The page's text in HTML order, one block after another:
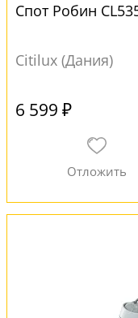
Спот Робин
Citilux (Дания)
6 599 ₽